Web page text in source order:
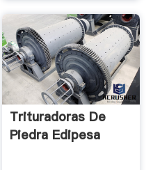
Trituradoras De
Piedra Edipesa